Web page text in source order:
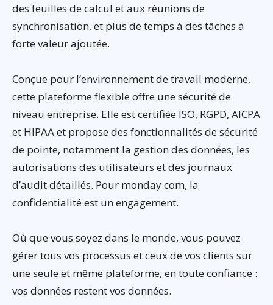
des feuilles de calcul et aux réunions de
synchronisation, et plus de temps à des tâches à
forte valeur ajoutée.
Conçue pour l’environnement de travail moderne,
cette plateforme flexible offre une sécurité de
niveau entreprise. Elle est certifiée ISO, RGPD, AICPA
et HIPAA et propose des fonctionnalités de sécurité
de pointe, notamment la gestion des données, les
autorisations des utilisateurs et des journaux
d’audit détaillés. Pour monday.com, la
confidentialité est un engagement.
Où que vous soyez dans le monde, vous pouvez
gérer tous vos processus et ceux de vos clients sur
une seule et même plateforme, en toute confiance :
vos données restent vos données.